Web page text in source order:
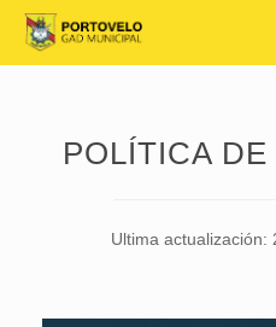
Saltar
contenido
POLÍTICA
Ultima actualización: